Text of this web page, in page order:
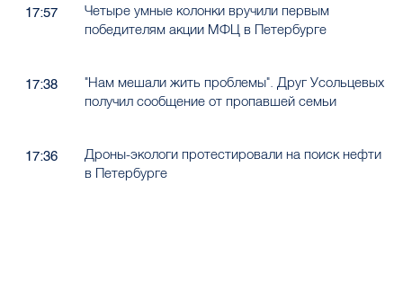
17:57
Четыре умные колонки вручили первым
победителям акции МФЦ в Петербурге
17:38
"Нам мешали жить проблемы". Друг Усольцевых
получил сообщение от пропавшей семьи
17:36
Дроны-экологи протестировали на поиск нефти
в Петербурге